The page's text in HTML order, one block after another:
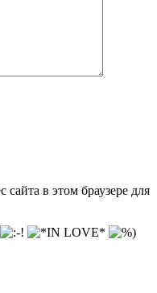
в этом браузере для